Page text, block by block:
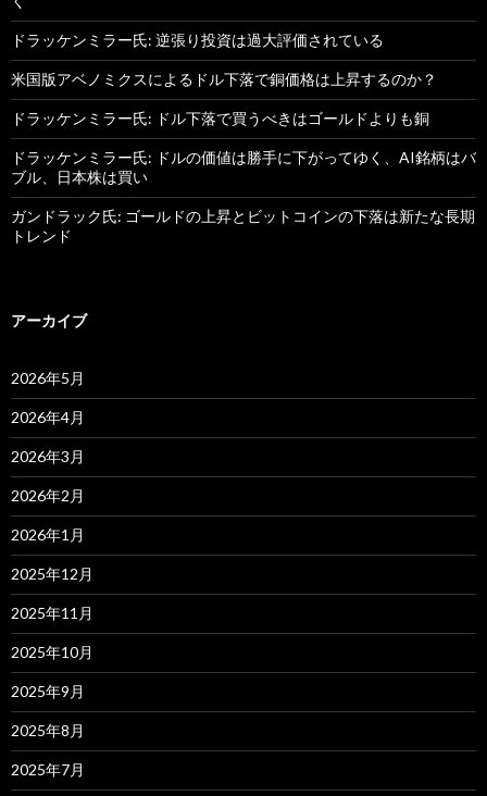
ドラッケンミラー氏: 逆張り投資は過大評価されている
米国版アベノミクスによるドル下落で銅価格は上昇するのか？
ドラッケンミラー氏: ドル下落で買うべきはゴールドよりも銅
ドラッケンミラー氏: ドルの価値は勝手に下がってゆく、AI銘柄はバ
ブル、日本株は買い
ガンドラック氏: ゴールドの上昇とビットコインの下落は新たな長期
トレンド
アーカイブ
2026年5月
2026年4月
2026年3月
2026年2月
2026年1月
2025年12月
2025年11月
2025年10月
2025年9月
2025年8月
2025年7月